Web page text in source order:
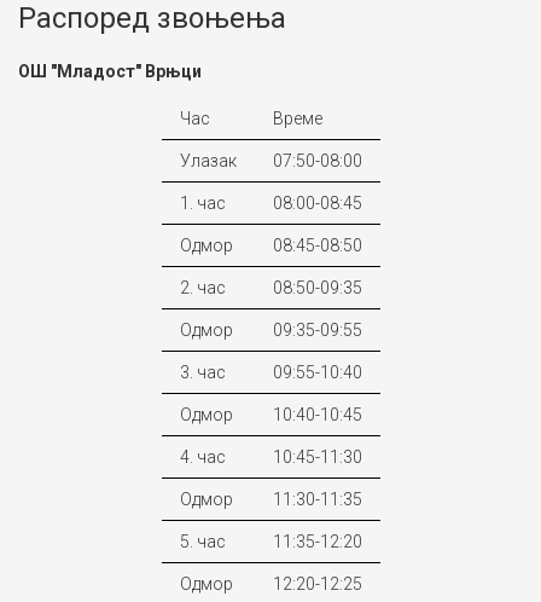
Распоред звоњења
ОШ "Младост" Врњци
Час Време
Улазак 07:50-08:00
1. час 08:00-08:45
Одмор 08:45-08:50
2. час 08:50-09:35
Одмор 09:35-09:55
3. час 09:55-10:40
Одмор 10:40-10:45
4. час 10:45-11:30
Одмор 11:30-11:35
5. час 11:35-12:20
Одмор 12:20-12:25